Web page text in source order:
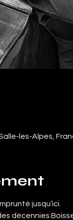
les-Alpes,
jusqu’ici.